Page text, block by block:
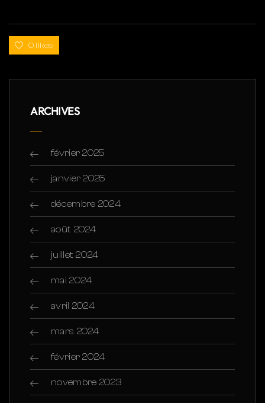
0 likes
ARCHIVES
février 2025
janvier 2025
décembre 2024
août 2024
juillet 2024
mai 2024
avril 2024
mars 2024
février 2024
novembre 2023